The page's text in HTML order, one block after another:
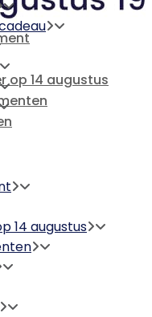
op 14 augustus
14 augustus